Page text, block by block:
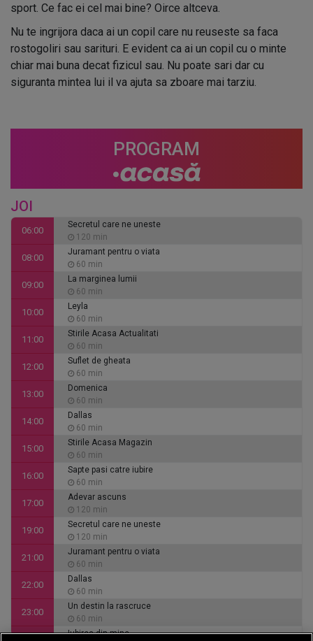
sport. Ce fac ei cel mai bine? Oirce altceva.
Nu te ingrijora daca ai un copil care nu reuseste sa faca
rostogoliri sau sarituri. E evident ca ai un copil cu o minte
chiar mai buna decat fizicul sau. Nu poate sari dar cu
siguranta mintea lui il va ajuta sa zboare mai tarziu.
PROGRAM
JOI
06:00
Secretul care ne uneste
120 min
08:00
Juramant pentru o viata
60 min
09:00
La marginea lumii
60 min
10:00
Leyla
60 min
11:00
Stirile Acasa Actualitati
60 min
12:00
Suflet de gheata
60 min
13:00
Domenica
60 min
14:00
Dallas
60 min
15:00
Stirile Acasa Magazin
60 min
16:00
Sapte pasi catre iubire
60 min
17:00
Adevar ascuns
120 min
19:00
Secretul care ne uneste
120 min
21:00
Juramant pentru o viata
60 min
22:00
Dallas
60 min
23:00
Un destin la rascruce
60 min
Iubirea din mine